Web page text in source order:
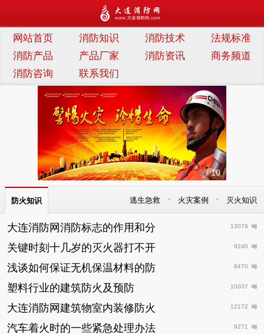
连消防网
网站首页 消防知识 消防技术
法规标准
消防产品
产品厂家 消防资讯
商务频道
消防咨询
联系我们
3/ 10
防火知识 逃生急救 • 火灾案例 • 灭火知识
大连消防网消防标志的作用和分 13078
关键时刻十几岁的灭火器打不开 9240
浅谈如何保证无机保温材料的防 8470
塑料行业的建筑防火及预防 10037
大连消防网建筑物室内装修防火 12172
汽车着火时的一些紧急处理办法 9271